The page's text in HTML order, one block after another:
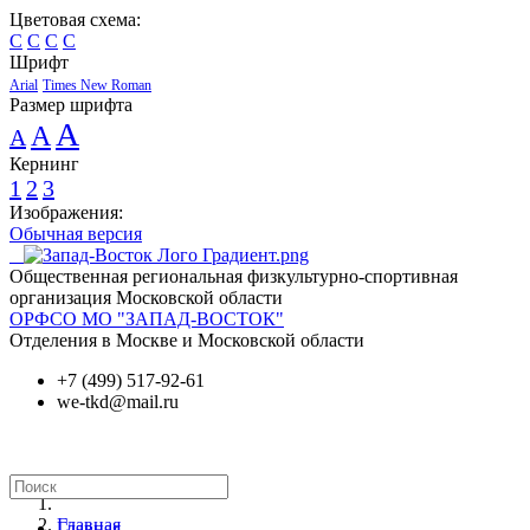
Цветовая схема:
C C C C
Шрифт
Arial Times New Roman
Размер шрифта
A A A
Кернинг
1 2 3
Изображения:
Обычная версия
Общественная региональная физкультурно-спортивная
организация Московской области
ОРФСО МО "ЗАПАД-ВОСТОК"
Отделения в Москве и Московской области
+7 (499) 517-92-61
we-tkd@mail.ru
Главная